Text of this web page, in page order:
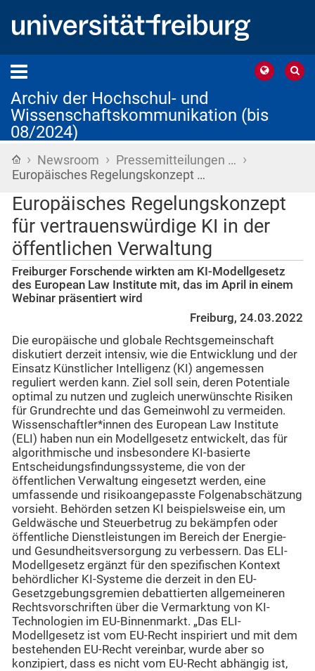
Archiv der Hochschul- und
Wissenschaftskommunikation (bis
08/2024)
Startseite
› Newsroom › Pressemitteilungen … ›
Europäisches Regelungskonzept …
Europäisches Regelungskonzept
für vertrauenswürdige KI in der
öffentlichen Verwaltung
Freiburger Forschende wirkten am KI-Modellgesetz
des European Law Institute mit, das im April in einem
Webinar präsentiert wird
Freiburg, 24.03.2022
Die europäische und globale Rechtsgemeinschaft
diskutiert derzeit intensiv, wie die Entwicklung und der
Einsatz Künstlicher Intelligenz (KI) angemessen
reguliert werden kann. Ziel soll sein, deren Potentiale
optimal zu nutzen und zugleich unerwünschte Risiken
für Grundrechte und das Gemeinwohl zu vermeiden.
Wissenschaftler*innen des European Law Institute
(ELI) haben nun ein Modellgesetz entwickelt, das für
algorithmische und insbesondere KI-basierte
Entscheidungsfindungssysteme, die von der
öffentlichen Verwaltung eingesetzt werden, eine
umfassende und risikoangepasste Folgenabschätzung
vorsieht. Behörden setzen KI beispielsweise ein, um
Geldwäsche und Steuerbetrug zu bekämpfen oder
öffentliche Dienstleistungen im Bereich der Energie-
und Gesundheitsversorgung zu verbessern. Das ELI-
Modellgesetz ergänzt für den spezifischen Kontext
behördlicher KI-Systeme die derzeit in den EU-
Gesetzgebungsgremien debattierten allgemeineren
Rechtsvorschriften über die Vermarktung von KI-
Technologien im EU-Binnenmarkt. „Das ELI-
Modellgesetz ist vom EU-Recht inspiriert und mit dem
bestehenden EU-Recht vereinbar, wurde aber so
konzipiert, dass es nicht vom EU-Recht abhängig ist,